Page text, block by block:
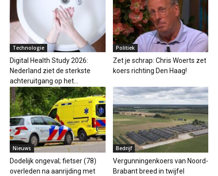
Technologie
Digital Health Study 2026:
Nederland ziet de sterkste
achteruitgang op het...
Politiek
Zet je schrap: Chris Woerts zet
koers richting Den Haag!
Nieuws
Dodelijk ongeval; fietser (78)
overleden na aanrijding met
Bedrijf
Vergunningenkoers van Noord-
Brabant breed in twijfel